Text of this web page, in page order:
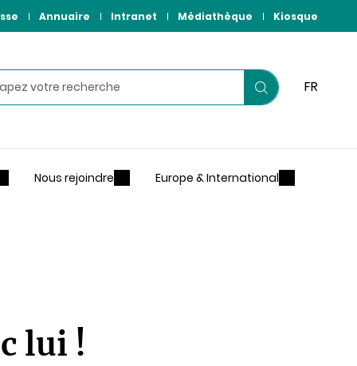
Annuaire Intranet Médiathèque Kiosque
Lancer
FR
Nous rejoindre Europe & International
lui !